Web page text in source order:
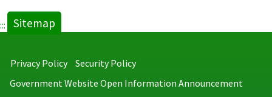
::: Sitemap
Privacy Policy
Security Policy
Government Website Open Information Announcement